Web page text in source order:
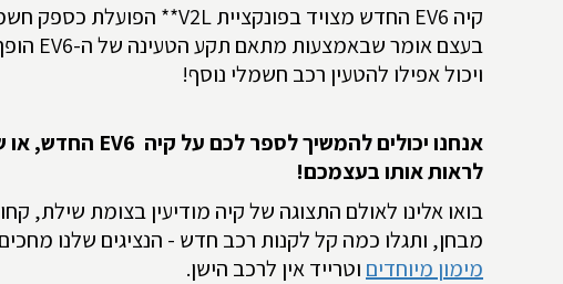
קיה EV6 החדש מצויד בפונקצייתV2L** הפועלת כספק
בעצם אומר שבאמצעות מתאם תקע הטעינה של הEV6-
ויכול אפילו להטעין רכב חשמלי נוסף!
אנחנו יכולים להמשיך לספר לכם על קיה EV6 החדש, או
לראות אותו בעצמכם!
בואו אלינו לאולם התצוגה של קיה מודיעין בצומת שילת,
מבחן, ותגלו כמה קל לקנות רכב חדש - הנציגים שלנו
מימון מיוחדים וטרייד אין לרכב הישן.